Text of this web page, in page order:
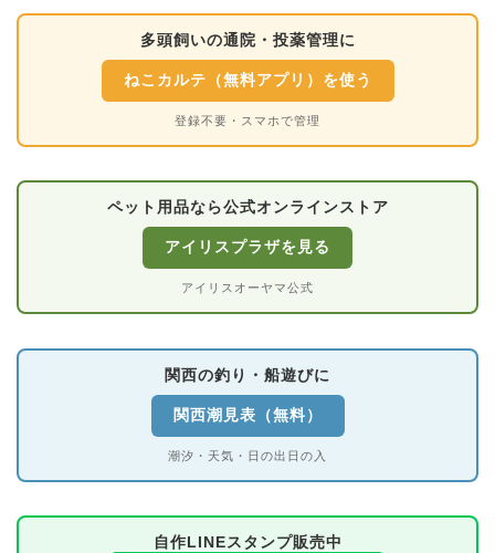
多頭飼いの通院・投薬管理に
ねこカルテ（無料アプリ）を使う
登録不要・スマホで管理
ペット用品なら公式オンラインストア
アイリスプラザを見る
アイリスオーヤマ公式
関西の釣り・船遊びに
関西潮見表（無料）
潮汐・天気・日の出日の入
自作LINEスタンプ販売中